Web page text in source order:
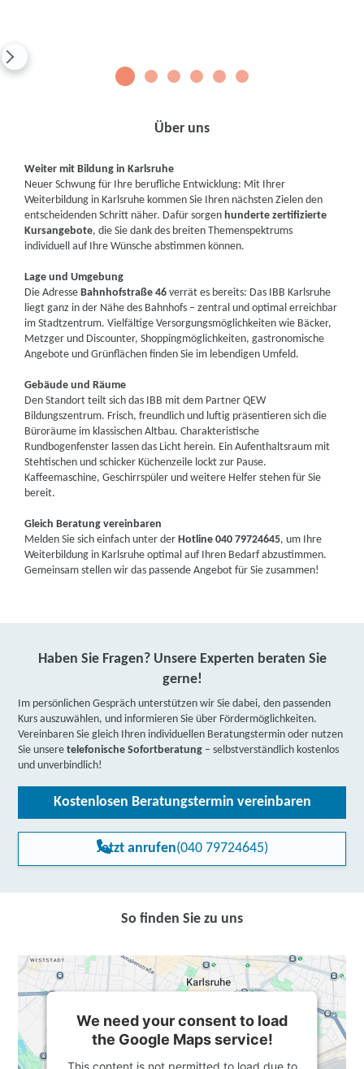
2 3 4 5 6
Über uns
Weiter mit Bildung in Karlsruhe
Neuer Schwung für Ihre berufliche Entwicklung: Mit Ihrer
Weiterbildung in Karlsruhe kommen Sie Ihren nächsten Zielen den
entscheidenden Schritt näher. Dafür sorgenhunderte zertifizierte
Kursangebote, die Sie dank des breiten Themenspektrums
individuell auf Ihre Wünsche abstimmen können.
Lage und Umgebung
Die AdresseBahnhofstraße 46 verrät es bereits: Das IBB Karlsruhe
liegt ganz in der Nähe des Bahnhofs – zentral und optimal erreichbar
im Stadtzentrum. Vielfältige Versorgungsmöglichkeiten wie Bäcker,
Metzger und Discounter, Shoppingmöglichkeiten, gastronomische
Angebote und Grünflächen finden Sie im lebendigen Umfeld.
Gebäude und Räume
Den Standort teilt sich das IBB mit dem Partner QEW
Bildungszentrum. Frisch, freundlich und luftig präsentieren sich die
Büroräume im klassischen Altbau. Charakteristische
Rundbogenfenster lassen das Licht herein. Ein Aufenthaltsraum mit
Stehtischen und schicker Küchenzeile lockt zur Pause.
Kaffeemaschine, Geschirrspüler und weitere Helfer stehen für Sie
bereit.
Gleich Beratung vereinbaren
Melden Sie sich einfach unter derHotline 040 79724645, um Ihre
Weiterbildung in Karlsruhe optimal auf Ihren Bedarf abzustimmen.
Gemeinsam stellen wir das passende Angebot für Sie zusammen!
Haben Sie Fragen? Unsere Experten beraten Sie
gerne!
Im persönlichen Gespräch unterstützen wir Sie dabei, den passenden
Kurs auszuwählen, und informieren Sie über Fördermöglichkeiten.
Vereinbaren Sie gleich Ihren individuellen Beratungstermin oder nutzen
Sie unseretelefonische Sofortberatung – selbstverständlich kostenlos
und unverbindlich!
Kostenlosen Beratungstermin vereinbaren
Jetzt anrufen(040 79724645)
So finden Sie zu uns
We need your consent to load
the Google Maps service!
This content is not permitted to load due to